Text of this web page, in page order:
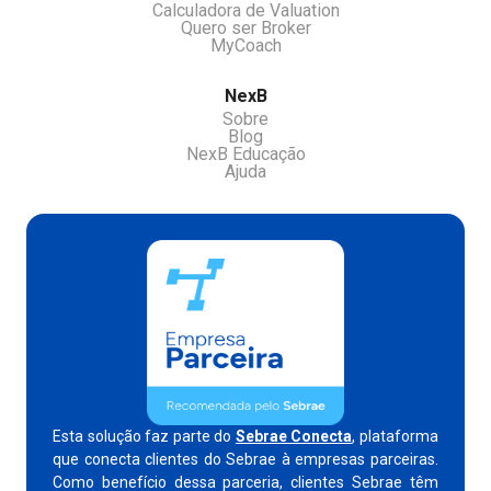
Calculadora de Valuation
Quero ser Broker
MyCoach
NexB
Sobre
Blog
NexB Educação
Ajuda
Esta solução faz parte do Sebrae Conecta, plataforma
que conecta clientes do Sebrae à empresas parceiras.
Como benefício dessa parceria, clientes Sebrae têm